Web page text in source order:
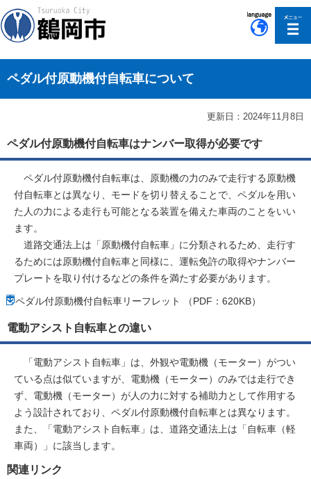
ペダル付原動機付自転車について
更新日：2024年11月8日
ペダル付原動機付自転車はナンバー取得が必要です
ペダル付原動機付自転車は、原動機の力のみで走行する原動機
付自転車とは異なり、モードを切り替えることで、ペダルを用い
た人の力による走行も可能となる装置を備えた車両のことをいい
ます。
道路交通法上は「原動機付自転車」に分類されるため、走行す
るためには原動機付自転車と同様に、運転免許の取得やナンバー
プレートを取り付けるなどの条件を満たす必要があります。
ペダル付原動機付自転車リーフレット （PDF：620KB）
電動アシスト自転車との違い
「電動アシスト自転車」は、外観や電動機（モーター）がつい
ている点は似ていますが、電動機（モーター）のみでは走行でき
ず、電動機（モーター）が人の力に対する補助力として作用する
よう設計されており、ペダル付原動機付自転車とは異なります。
また、「電動アシスト自転車」は、道路交通法上は「自転車（軽
車両）」に該当します。
関連リンク